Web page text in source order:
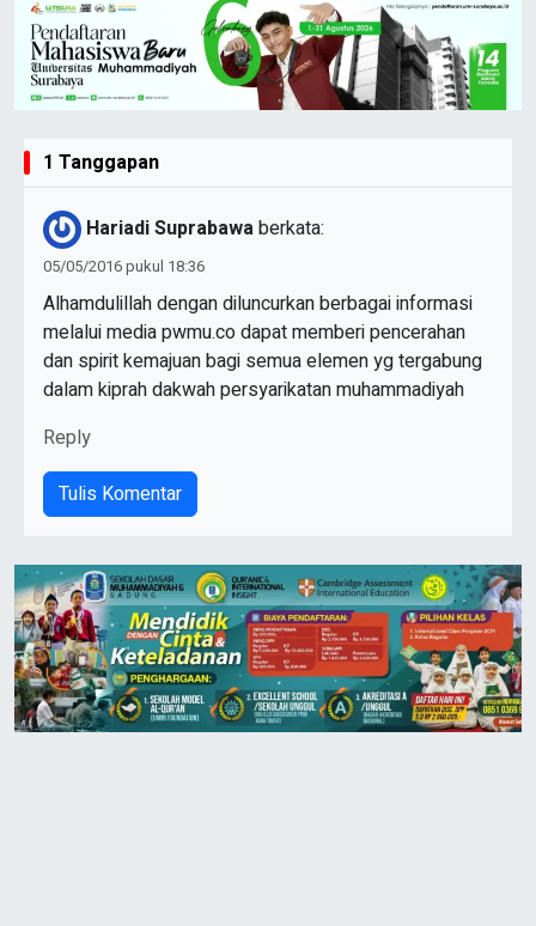
1 Tanggapan
Hariadi Suprabawaberkata:
05/05/2016 pukul 18:36
Alhamdulillah dengan diluncurkan berbagai informasi
melalui media pwmu.co dapat memberi pencerahan
dan spirit kemajuan bagi semua elemen yg tergabung
dalam kiprah dakwah persyarikatan muhammadiyah
Reply
Tulis Komentar